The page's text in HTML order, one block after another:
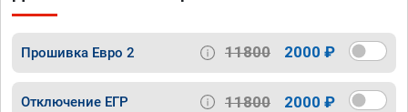
Прошивка Евро 2 11800 2000 ₽
Отключение ЕГР 11800 2000 ₽